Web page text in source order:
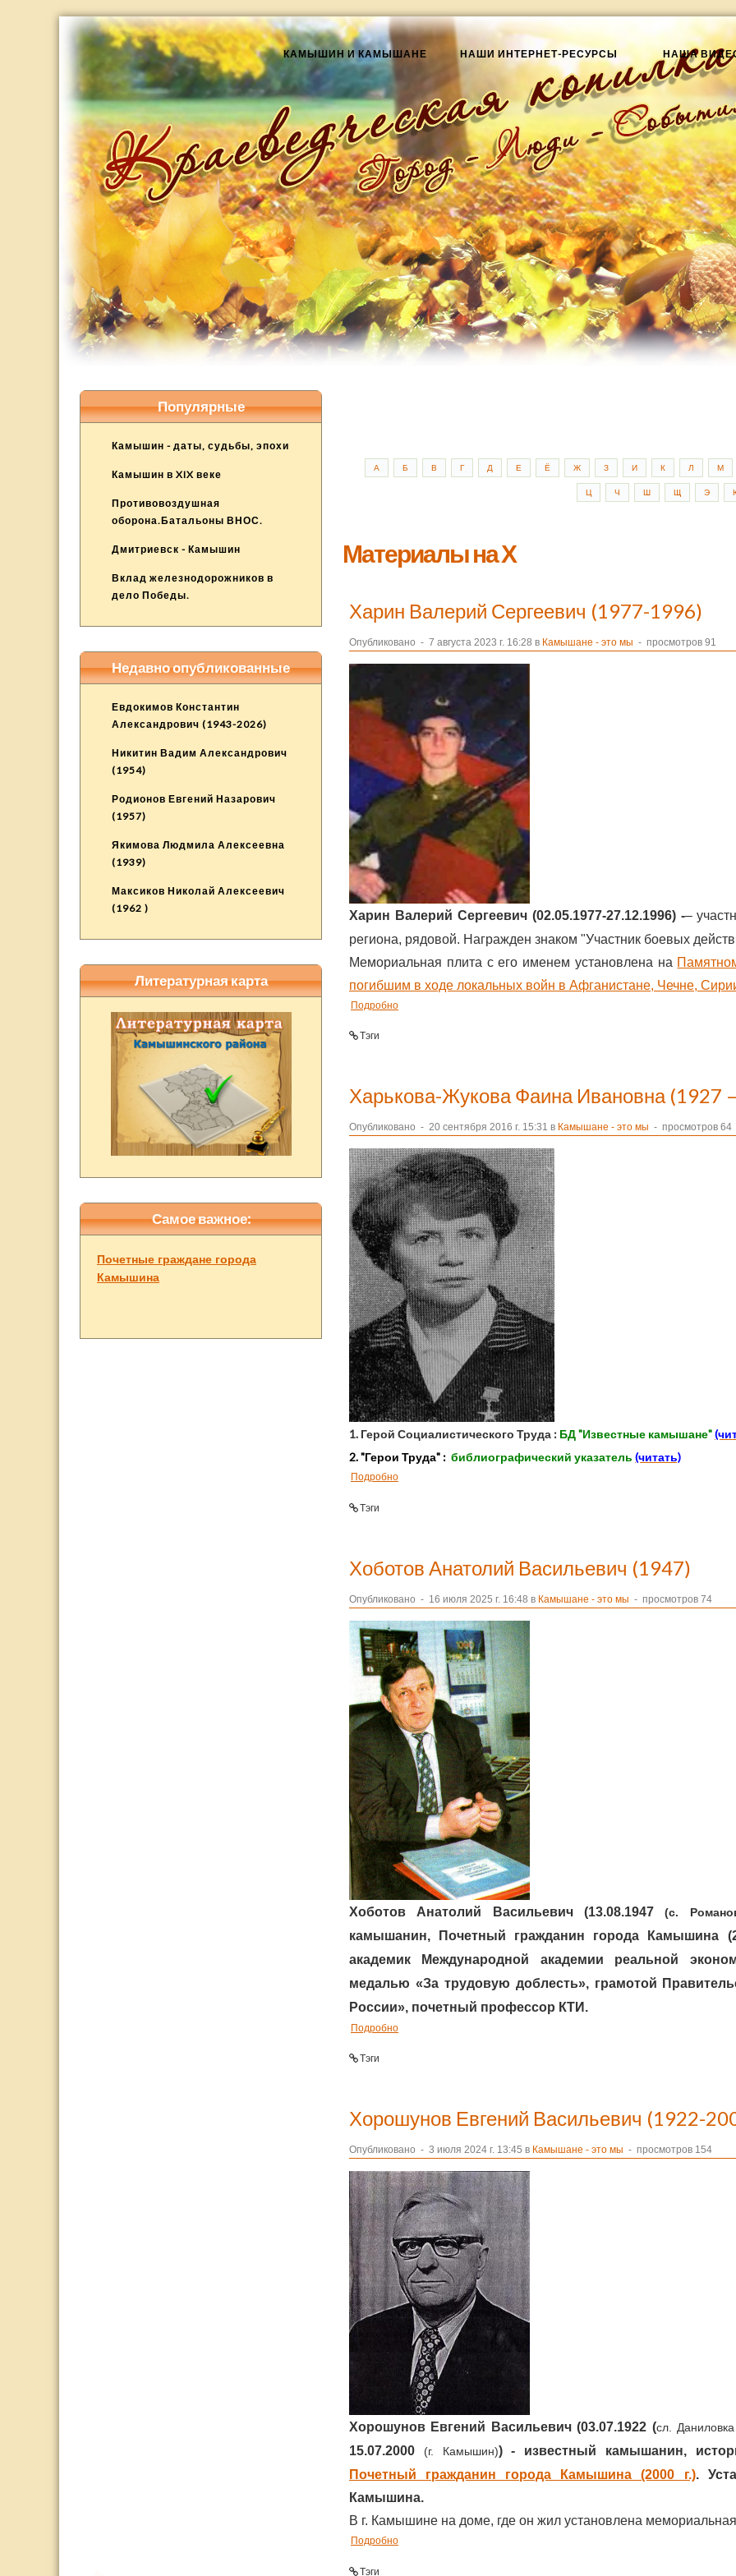
КАМЫШИН И КАМЫШАНЕ НАШИ ИНТЕРНЕТ-РЕСУРСЫ НАША
А Б В Г Д Е Ё Ж З И К Л М
Ц Ч Ш Щ Э
Материалы на Х
Харин Валерий Сергеевич (1977-1996)
Опубликовано - 7 августа 2023 г. 16:28 в Камышане - это мы - просмотров 91
Харин Валерий Сергеевич (02.05.1977-27.12.1996) -–
региона, рядовой. Награжден знаком "Участник боевых
Мемориальная плита с его именем установлена на
погибшим в ходе локальных войн в Афганистане, Чечне,
Подробно
Тэги
Харькова-Жукова Фаина Ивановна (1927
Опубликовано - 20 сентября 2016 г. 15:31 в Камышане - это мы - просмотров 64
1. Герой Социалистического Труда : БД "Известные камышане"
2. "Герои Труда" : библиографический указатель (читать)
Подробно
Тэги
Хоботов Анатолий Васильевич (1947)
Опубликовано - 16 июля 2025 г. 16:48 в Камышане - это мы - просмотров 74
Хоботов Анатолий Васильевич (13.08.1947 (с.
камышанин, Почетный гражданин города Камышина
академик Международной академии реальной
медалью «За трудовую доблесть», грамотой
России», почетный профессор КТИ.
Подробно
Тэги
Хорошунов Евгений Васильевич (1922-
Опубликовано - 3 июля 2024 г. 13:45 в Камышане - это мы - просмотров 154
Хорошунов Евгений Васильевич (03.07.1922 (сл.
15.07.2000
(г. Камышин)) - известный камышанин,
Почетный гражданин города Камышина (2000 г.).
Камышина.
В г. Камышине на доме, где он жил установлена
Подробно
Тэги
Популярные
Камышин - даты, судьбы, эпохи
Камышин в XIX веке
Противовоздушная
оборона.Батальоны ВНОС.
Дмитриевск - Камышин
Вклад железнодорожников в
дело Победы.
Недавно опубликованные
Евдокимов Константин
Александрович (1943-2026)
Никитин Вадим Александрович
(1954)
Родионов Евгений Назарович
(1957)
Якимова Людмила Алексеевна
(1939)
Максиков Николай Алексеевич
(1962 )
Литературная карта
Самое важное:
Почетные граждане города
Камышина